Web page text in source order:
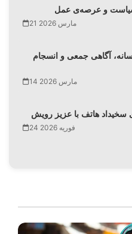
و عرصه‌ی عمل
21 مارس 2026
آگاهی جمعی و انسجام
14 مارس 2026
هاتف با عزیز رویش
24 فوریه 2026